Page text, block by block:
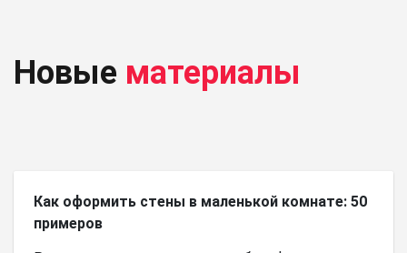
Новые материалы
Как оформить стены в маленькой комнате: 50
примеров